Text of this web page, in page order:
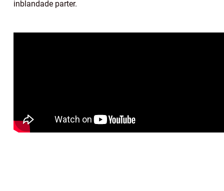
inblandade parter.